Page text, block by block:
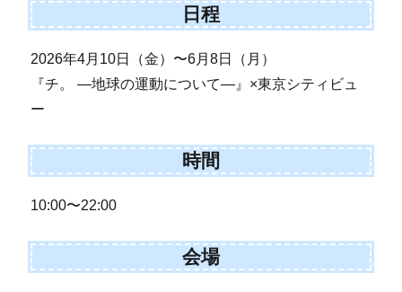
日程
2026年4月10日（金）〜6月8日（月）
『チ。 ―地球の運動について―』×東京シティビュ
ー
時間
10:00〜22:00
会場